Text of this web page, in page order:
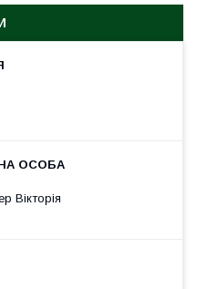
Вікторія